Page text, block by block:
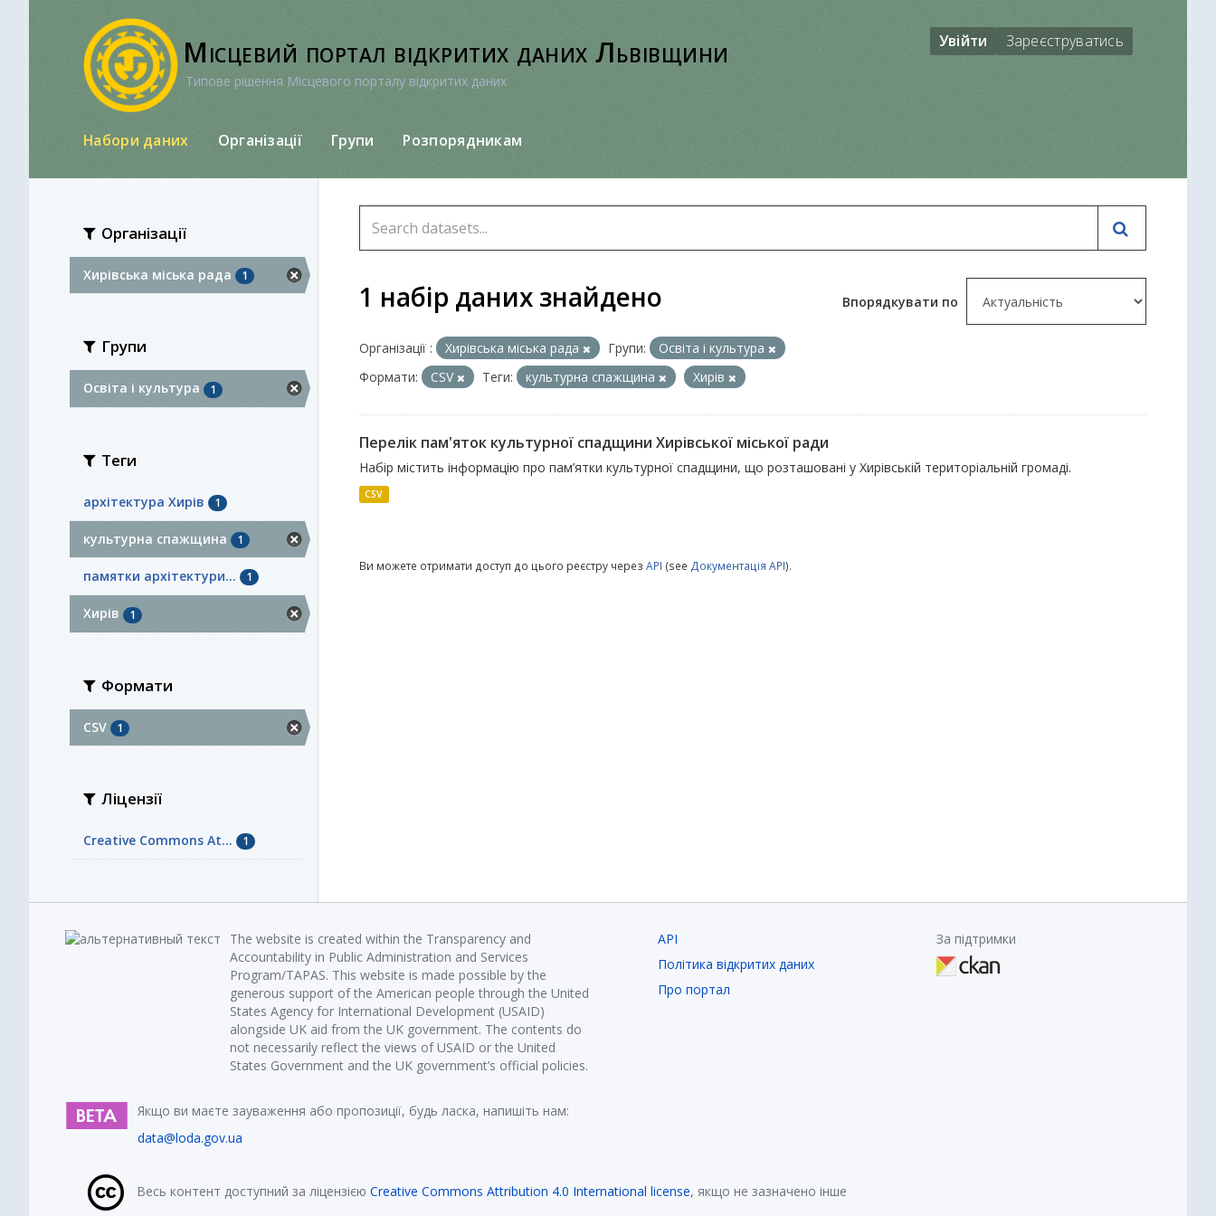
Місцевий портал відкритих даних Львівщини
Типове рішення Місцевого порталу відкритих даних
Увійти Зареєструватись
Набори даних Організації Групи Розпорядникам
Організації
Хирівська міська рада 1
Групи
Освіта і культура 1
Теги
архітектура Хирів 1
культурна спажщина 1
памятки архітектури... 1
Хирів 1
Формати
CSV 1
Ліцензії
Creative Commons At... 1
Впорядкувати по
1 набір даних знайдено
Організації : Хирівська міська рада Групи:
Освіта і культура
Формати:
CSV Теги: культурна спажщина Хирів
Перелік пам'яток культурної спадщини Хирівської міської ради
Набір містить інформацію про пам’ятки культурної спадщини, що розташовані у Хирівській територіальній громаді.
CSV
Ви можете отримати доступ до цього реєстру через API (see Документація API).
The website is created within the Transparency and
Accountability in Public Administration and Services
Program/TAPAS. This website is made possible by the
generous support of the American people through the United
States Agency for International Development (USAID)
alongside UK aid from the UK government. The contents do
not necessarily reflect the views of USAID or the United
States Government and the UK government’s official policies.
Якщо ви маєте зауваження або пропозиції, будь ласка, напишіть нам:
data@loda.gov.ua
API
Політика відкритих даних
Про портал
За підтримки
Весь контент доступний за ліцензією Creative Commons Attribution 4.0 International license, якщо не зазначено інше